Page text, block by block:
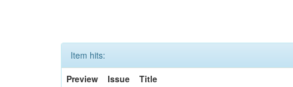
Item hits:
Preview
Issue
Title